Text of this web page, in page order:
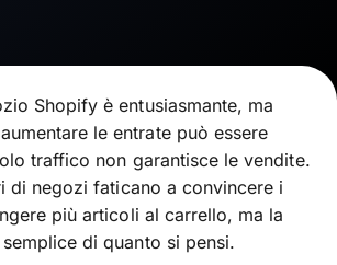
Shopify è entusiasmante, ma
le entrate può essere
traffico non garantisce le vendite.
di negozi faticano a convincere i
più articoli al carrello, ma la
di quanto si pensi.